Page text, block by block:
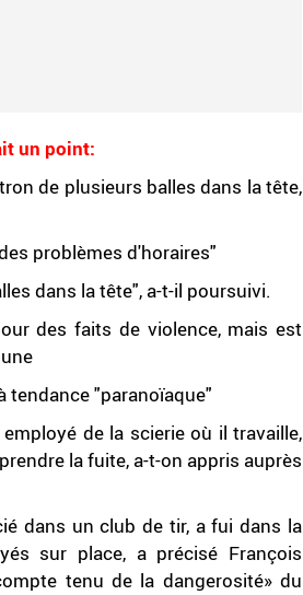
un point:
de plusieurs balles dans la tête,
problèmes d'horaires"
dans la tête", a-t-il poursuivi.
des faits de violence, mais est
tendance "paranoïaque"
de la scierie où il travaille,
la fuite, a-t-on appris auprès
dans un club de tir, a fui dans la
sur place, a précisé François
tenu de la dangerosité» du